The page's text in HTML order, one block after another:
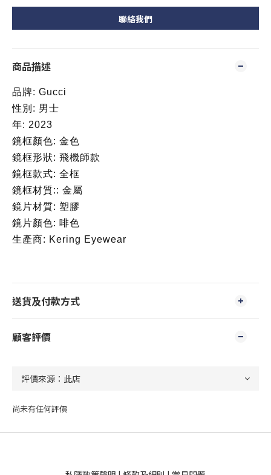
聯絡我們
商品描述
品牌: Gucci
性別: 男士
年: 2023
鏡框顏色: 金色
鏡框形狀: 飛機師款
鏡框款式: 全框
鏡框材質:: 金屬
鏡片材質: 塑膠
鏡片顏色: 啡色
生產商: Kering Eyewear
送貨及付款方式
顧客評價
尚未有任何評價